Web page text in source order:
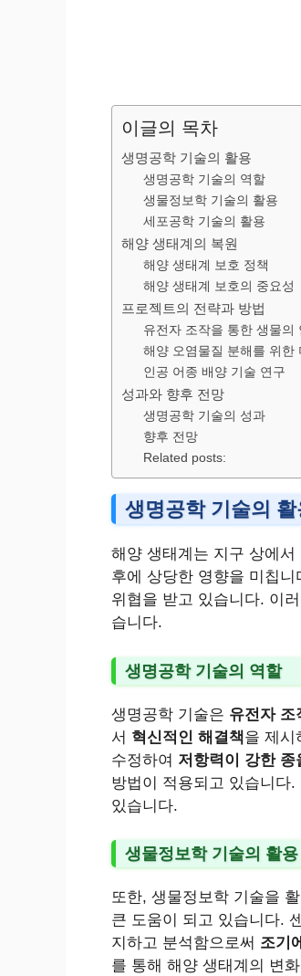
이글의 목차
생명공학 기술의 활용
생명공학 기술의 역할
생물정보학 기술의 활용
세포공학 기술의 활용
해양 생태계의 복원
해양 생태계 보호 정책
해양 생태계 보호의 중요성
프로젝트의 전략과 방법
유전자 조작을 통한 생물의
해양 오염물질 분해를 위한
인공 어종 배양 기술 연구
성과와 향후 전망
생명공학 기술의 성과
향후 전망
Related posts:
생명공학 기술의 활
해양 생태계는 지구 상에서
후에 상당한 영향을 미칩
위협을 받고 있습니다. 이
습니다.
생명공학 기술의 역할
생명공학 기술은 유전자 조
서 혁신적인 해결책을 제시
수정하여 저항력이 강한 종
방법이 적용되고 있습니다
있습니다.
생물정보학 기술의 활용
또한, 생물정보학 기술을
큰 도움이 되고 있습니다.
지하고 분석함으로써 조기
를 통해 해양 생태계의 변